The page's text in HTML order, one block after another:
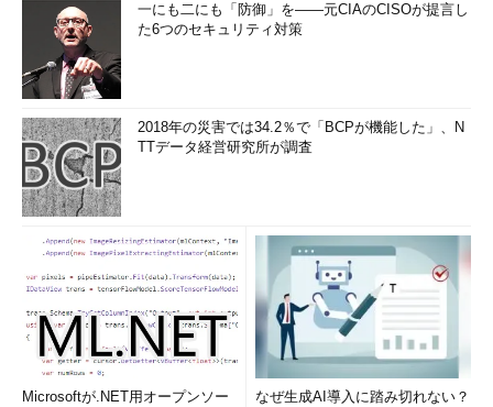
一にも二にも「防御」を――元CIAのCISOが提言し
た6つのセキュリティ対策
2018年の災害では34.2％で「BCPが機能した」、N
TTデータ経営研究所が調査
Microsoftが.NET用オープンソー
なぜ生成AI導入に踏み切れない？